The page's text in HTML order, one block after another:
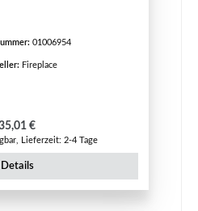
01006954
Fireplace
Preis:
€
Lieferzeit: 2-4 Tage
Details